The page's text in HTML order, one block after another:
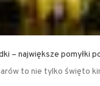
– największe pomyłki
to nie tylko święto